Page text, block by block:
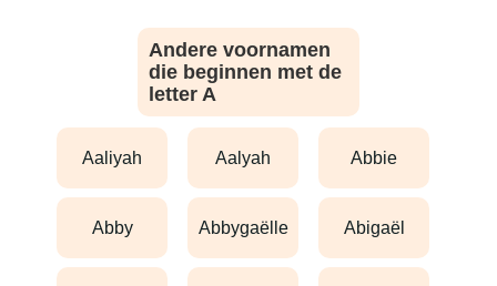
Andere voornamen
die beginnen met de
letter A
aaliyah aalyah abbie
abby abbygaëlle abigaël